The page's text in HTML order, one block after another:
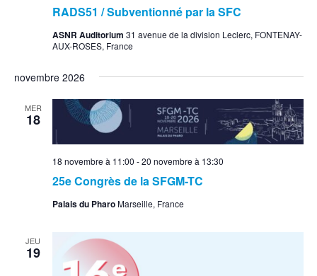
RADS51 / Subventionné par la SFC
ASNR Auditorium 31 avenue de la division Leclerc, FONTENAY-
AUX-ROSES, France
novembre 2026
MER
18
25e Congrès de la SFGM-TC
18 novembre à 11:00 -20 novembre à 13:30
Palais du PharoMarseille, France
JEU
19